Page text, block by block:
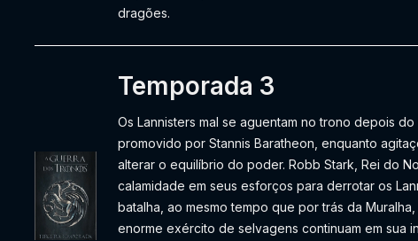
dragões.
Temporada 3
Os Lannisters mal se aguentam no trono depois
promovido por Stannis Baratheon, enquanto
alterar o equilíbrio do poder. Robb Stark, Rei do
calamidade em seus esforços para derrotar os
batalha, ao mesmo tempo que por trás da
enorme exército de selvagens continuam em sua